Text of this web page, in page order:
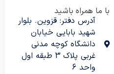
با ما همراه باشید
آدرس دفتر: قزوین. بلوار
شهید بابایی خیابان
دانشگاه کوچه مدنی
غربی پلاک 3 طبقه اول
واحد 6